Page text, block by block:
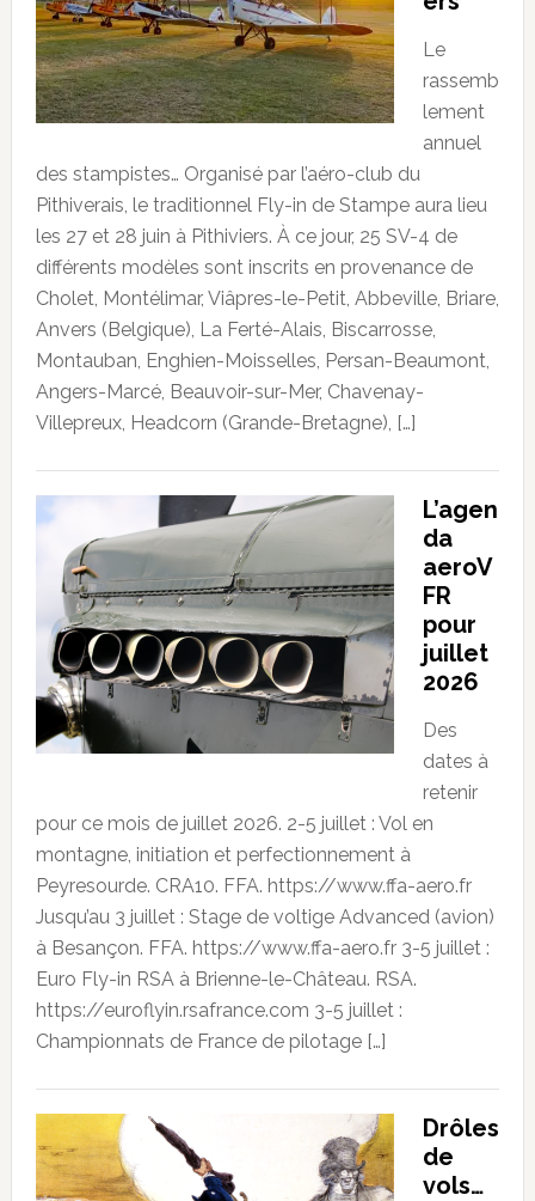
Le
rassemb
lement
annuel
des stampistes… Organisé par l’aéro-club du
Pithiverais, le traditionnel Fly-in de Stampe aura lieu
les 27 et 28 juin à Pithiviers. À ce jour, 25 SV-4 de
différents modèles sont inscrits en provenance de
Cholet, Montélimar, Viâpres-le-Petit, Abbeville, Briare,
Anvers (Belgique), La Ferté-Alais, Biscarrosse,
Montauban, Enghien-Moisselles, Persan-Beaumont,
Angers-Marcé, Beauvoir-sur-Mer, Chavenay-
Villepreux, Headcorn (Grande-Bretagne), […]
L’agen
da
aeroV
FR
pour
juillet
2026
Des
dates à
retenir
pour ce mois de juillet 2026. 2-5 juillet : Vol en
montagne, initiation et perfectionnement à
Peyresourde. CRA10. FFA. https://www.ffa-aero.fr
Jusqu’au 3 juillet : Stage de voltige Advanced (avion)
à Besançon. FFA. https://www.ffa-aero.fr 3-5 juillet :
Euro Fly-in RSA à Brienne-le-Château. RSA.
https://euroflyin.rsafrance.com 3-5 juillet :
Championnats de France de pilotage […]
Drôles
de
vols…